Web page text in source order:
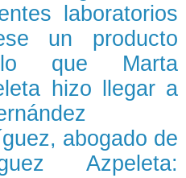
laboratorios
un producto
que Marta
hizo llegar a
abogado de
Azpeleta: